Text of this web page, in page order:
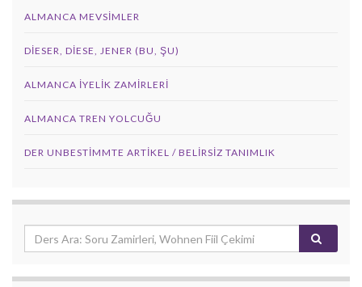
ALMANCA MEVSIMLER
DIESER, DIESE, JENER (BU, ŞU)
ALMANCA İYELIK ZAMIRLERI
ALMANCA TREN YOLCUĞU
DER UNBESTIMMTE ARTIKEL / BELIRSIZ TANIMLIK